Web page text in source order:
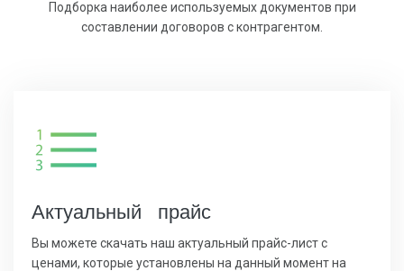
Подборка наиболее используемых документов при
составлении договоров с контрагентом.
Актуальный прайс
Вы можете скачать наш актуальный прайс-лист с
ценами, которые установлены на данный момент на